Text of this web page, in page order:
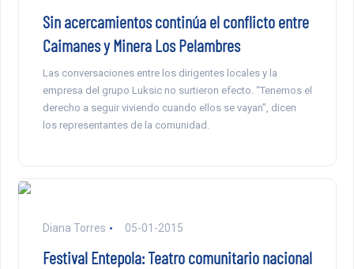
Sin acercamientos continúa el conflicto entre
Caimanes y Minera Los Pelambres
Las conversaciones entre los dirigentes locales y la
empresa del grupo Luksic no surtieron efecto. “Tenemos el
derecho a seguir viviendo cuando ellos se vayan”, dicen
los representantes de la comunidad.
Diana Torres 05-01-2015
Festival Entepola: Teatro comunitario nacional